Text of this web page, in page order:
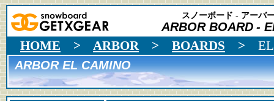
スノーボード - アーバ
ARBOR BOARD -
HOME > ARBOR> BOARDS >
ARBOR EL CAMINO